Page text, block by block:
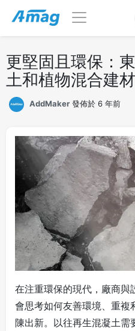
更堅固且環保：
土和植物混合建材
AddMaker 發佈於 6 年前
在注重環保的現代，廠商與
會思考如何友善環境、重複
陳出新。以往再生混凝土